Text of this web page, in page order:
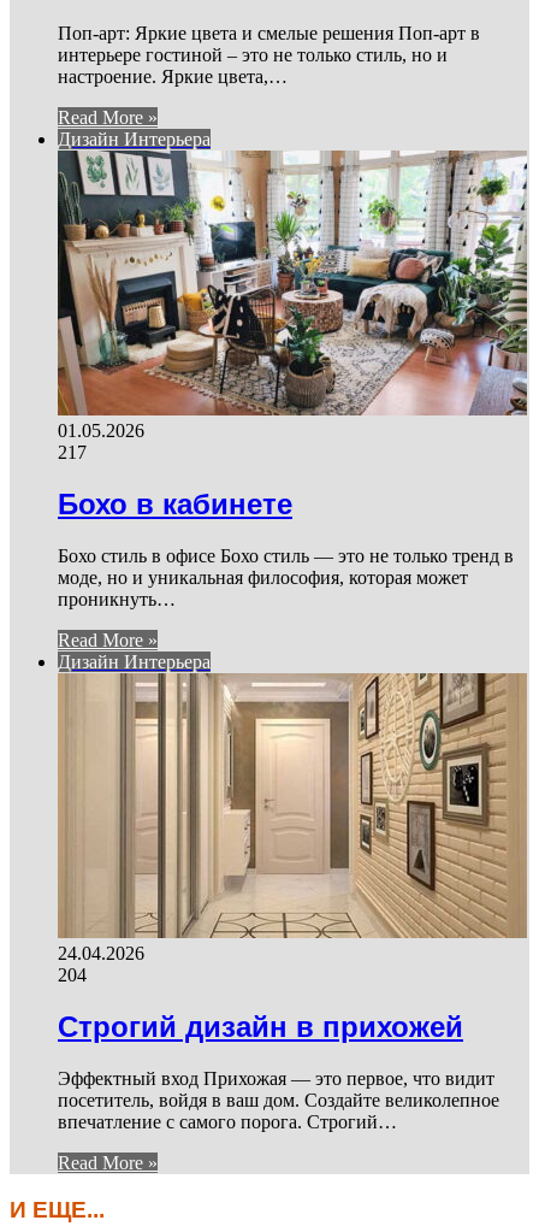
Поп-арт: Яркие цвета и смелые решения Поп-арт в
интерьере гостиной – это не только стиль, но и
настроение. Яркие цвета,…
Read More »
Дизайн Интерьера
01.05.2026
217
Бохо в кабинете
Бохо стиль в офисе Бохо стиль — это не только тренд в
моде, но и уникальная философия, которая может
проникнуть…
Read More »
Дизайн Интерьера
24.04.2026
204
Строгий дизайн в прихожей
Эффектный вход Прихожая — это первое, что видит
посетитель, войдя в ваш дом. Создайте великолепное
впечатление с самого порога. Строгий…
Read More »
И ЕЩЕ...